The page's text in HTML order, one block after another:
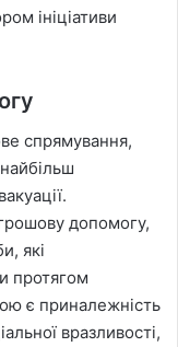
ініціативи
спрямування,
допомогу,
які
протягом
є приналежність
вразливості,